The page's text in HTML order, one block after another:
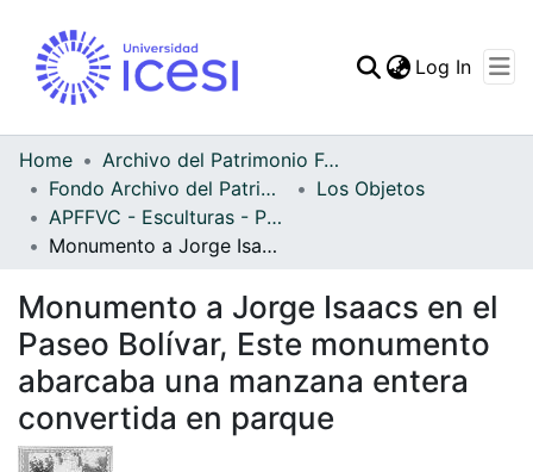
Statistics
Log In
Home
Archivo del Patrimonio Fotográfico y Fílmico del Valle del Cauca
Fondo Archivo del Patrimonio Fotográfico y Fílmico del Valle del Cauca
Los Objetos
APFFVC - Esculturas - Patrimonial
Monumento a Jorge Isaacs en el Paseo Bolívar, Este monumento abarcaba una manzana entera convertida en parque
Monumento a Jorge Isaacs en el
Paseo Bolívar, Este monumento
abarcaba una manzana entera
convertida en parque